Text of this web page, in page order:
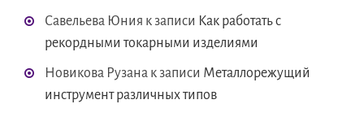
Савельева Юния к записи Как работать с
рекордными токарными изделиями
Новикова Рузана к записи Металлорежущий
инструмент различных типов